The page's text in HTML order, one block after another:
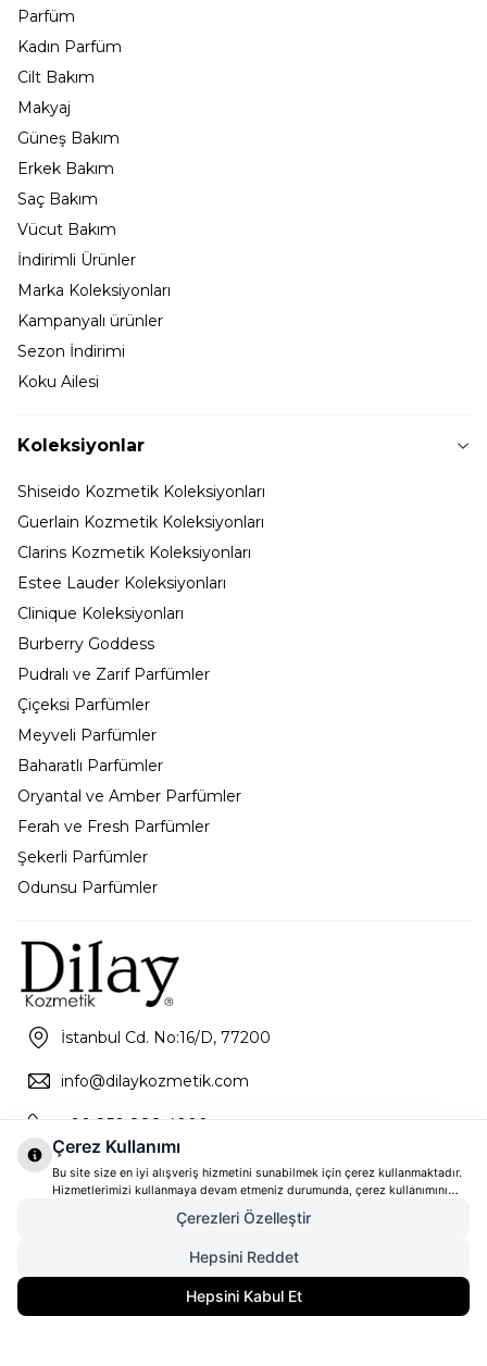
3.250,00TL
2.600,00 Gelince Haber Ver
Parfüm
Kadın Parfüm
Cilt Bakım
Makyaj
Güneş Bakım
Erkek Bakım
Saç Bakım
Vücut Bakım
İndirimli Ürünler
Marka Koleksiyonları
Kampanyalı ürünler
Sezon İndirimi
Koku Ailesi
Koleksiyonlar
Shiseido Kozmetik Koleksiyonları
Guerlain Kozmetik Koleksiyonları
Clarins Kozmetik Koleksiyonları
Estee Lauder Koleksiyonları
Clinique Koleksiyonları
Burberry Goddess
Pudralı ve Zarif Parfümler
Çiçeksi Parfümler
Meyveli Parfümler
Baharatlı Parfümler
Oryantal ve Amber Parfümler
Ferah ve Fresh Parfümler
Şekerli Parfümler
Odunsu Parfümler
İstanbul Cd. No:16/D, 77200
info@dilaykozmetik.com
+90 850 888 4000
Çerez Kullanımı
Bu site size en iyi alışveriş hizmetini sunabilmek için çerez kullanmaktadır.
Hizmetlerimizi kullanmaya devam etmeniz durumunda, çerez kullanımını
kabul ettiğinizi varsayacağız. Çerezler hakkında daha fazla bilgi ve nasıl
reddedeceğinizi öğrenmek içintıklayınız
Çerezleri Özelleştir
Hepsini Reddet
Hepsini Kabul Et